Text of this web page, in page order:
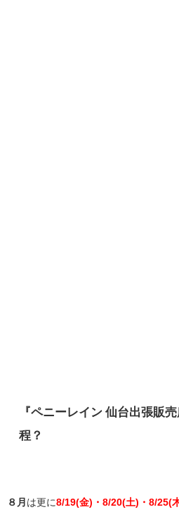
『ペニーレイン 仙台出張販売
程？
８月 は更に8/19(金)・8/20(土)・8/25(